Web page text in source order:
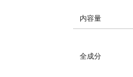
内容量
全成分